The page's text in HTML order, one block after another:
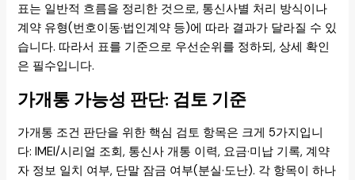
표는 일반적 흐름을 정리한 것으로, 통신사별 처리 방식이나
계약 유형(번호이동·법인계약 등)에 따라 결과가 달라질 수 있
습니다. 따라서 표를 기준으로 우선순위를 정하되, 상세 확인
은 필수입니다.
가개통 가능성 판단: 검토 기준
가개통 조건 판단을 위한 핵심 검토 항목은 크게 5가지입니
다: IMEI/시리얼 조회, 통신사 개통 이력, 요금·미납 기록, 계약
자 정보 일치 여부, 단말 잠금 여부(분실·도난). 각 항목이 하나